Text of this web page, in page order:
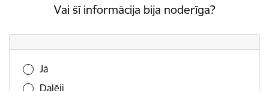
Vai šī informācija bija noderīga?
Vai šī informācija bija noderīga?
Jā
Daļēji